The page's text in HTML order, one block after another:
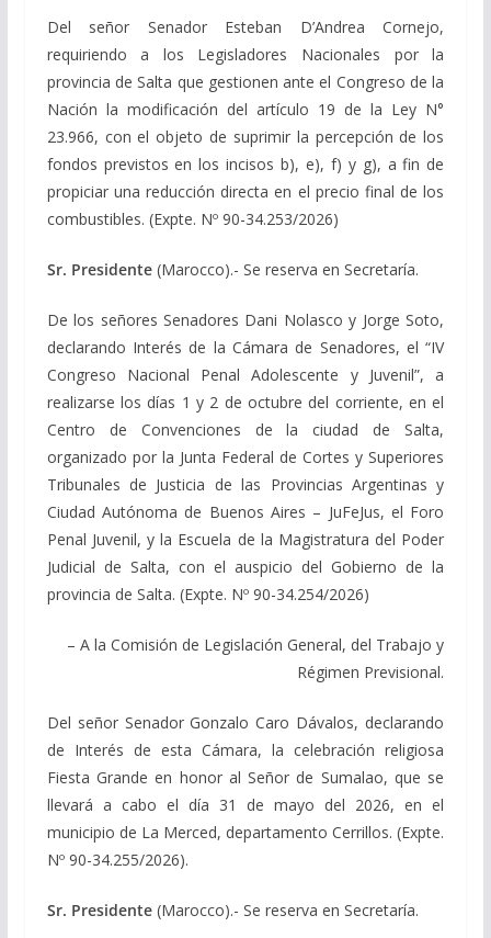
Del señor Senador Esteban D’Andrea Cornejo,
requiriendo a los Legisladores Nacionales por la
provincia de Salta que gestionen ante el Congreso de la
Nación la modificación del artículo 19 de la Ley N°
23.966, con el objeto de suprimir la percepción de los
fondos previstos en los incisos b), e), f) y g), a fin de
propiciar una reducción directa en el precio final de los
combustibles. (Expte. Nº 90-34.253/2026)
Sr. Presidente(Marocco).- Se reserva en Secretaría.
De los señores Senadores Dani Nolasco y Jorge Soto,
declarando Interés de la Cámara de Senadores, el “IV
Congreso Nacional Penal Adolescente y Juvenil”, a
realizarse los días 1 y 2 de octubre del corriente, en el
Centro de Convenciones de la ciudad de Salta,
organizado por la Junta Federal de Cortes y Superiores
Tribunales de Justicia de las Provincias Argentinas y
Ciudad Autónoma de Buenos Aires – JuFeJus, el Foro
Penal Juvenil, y la Escuela de la Magistratura del Poder
Judicial de Salta, con el auspicio del Gobierno de la
provincia de Salta. (Expte. Nº 90-34.254/2026)
– A la Comisión de Legislación General, del Trabajo y
Régimen Previsional.
Del señor Senador Gonzalo Caro Dávalos, declarando
de Interés de esta Cámara, la celebración religiosa
Fiesta Grande en honor al Señor de Sumalao, que se
llevará a cabo el día 31 de mayo del 2026, en el
municipio de La Merced, departamento Cerrillos. (Expte.
Nº 90-34.255/2026).
Sr. Presidente(Marocco).- Se reserva en Secretaría.